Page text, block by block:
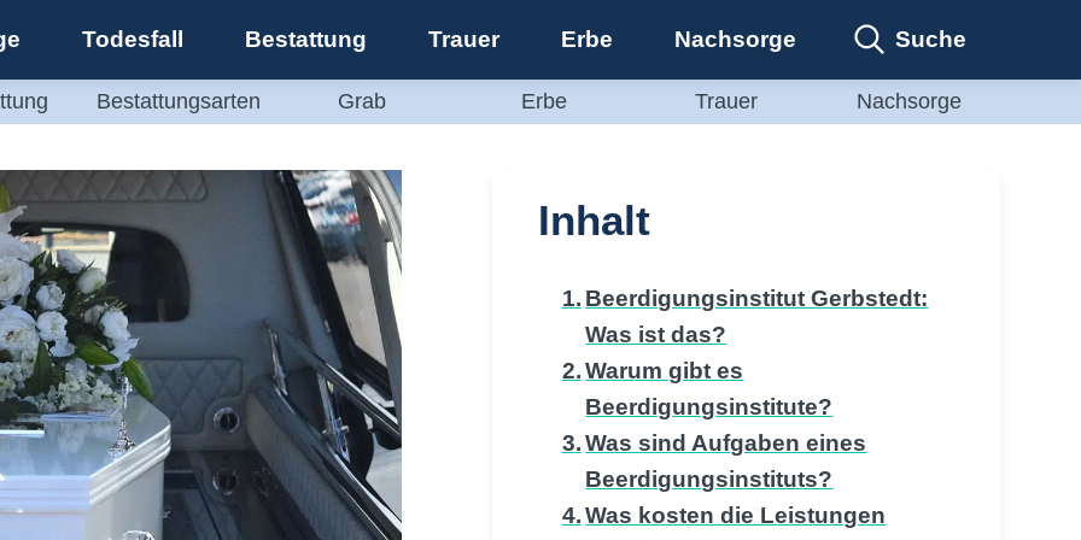
Todesfall Bestattung Trauer Erbe Nachsorge Suche
Bestattungsarten Grab Erbe Trauer Nachsorge
Inhalt
Beerdigungsinstitut Gerbstedt:
Was ist das?
Warum gibt es
Beerdigungsinstitute?
Was sind Aufgaben eines
Beerdigungsinstituts?
Was kosten die Leistungen